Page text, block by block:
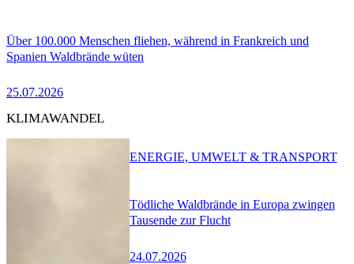
Über 100.000 Menschen fliehen, während in Frankreich und
Spanien Waldbrände wüten
25.07.2026
KLIMAWANDEL
Tödliche Waldbrände in Europa zwingen
Tausende zur Flucht
24.07.2026
ENERGIE, UMWELT & TRANSPORT